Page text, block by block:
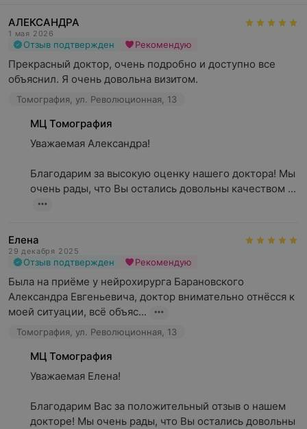
АЛЕКСАНДРА
1 мая 2026
Отзыв подтвержден Рекомендую
Прекрасный доктор, очень подробно и доступно все
объяснил. Я очень довольна визитом.
Томография, ул. Революционная, 13
МЦ Томография
Уважаемая Александра!
Благодарим за высокую оценку нашего доктора! Мы
очень рады, что Вы остались довольны качеством ...
Елена
29 декабря 2025
Отзыв подтвержден Рекомендую
Была на приёме у нейрохирурга Барановского
Александра Евгеньевича, доктор внимательно отнёсся к
моей ситуации, всё объяс...
Томография, ул. Революционная, 13
МЦ Томография
Уважаемая Елена!
Благодарим Вас за положительный отзыв о нашем
докторе! Мы очень рады, что Вы остались довольны